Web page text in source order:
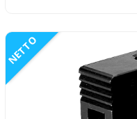
NETTO